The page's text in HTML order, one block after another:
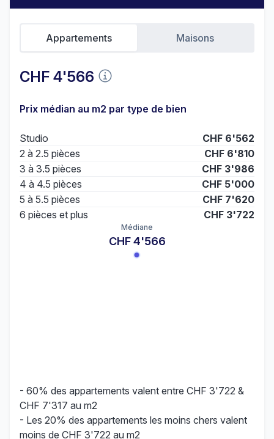
CHF 4'566
Appartements Maisons
Prix médian au m2 par type de bien
Studio
CHF 6'562
2 à 2.5 pièces
CHF 6'810
3 à 3.5 pièces
CHF 3'986
4 à 4.5 pièces
CHF 5'000
5 à 5.5 pièces
CHF 7'620
6 pièces et plus
CHF 3'722
Médiane
CHF 4'566
- 60% des appartements valent entre CHF 3'722 &
CHF 7'317 au m2
- Les 20% des appartements les moins chers valent
moins de CHF 3'722 au m2